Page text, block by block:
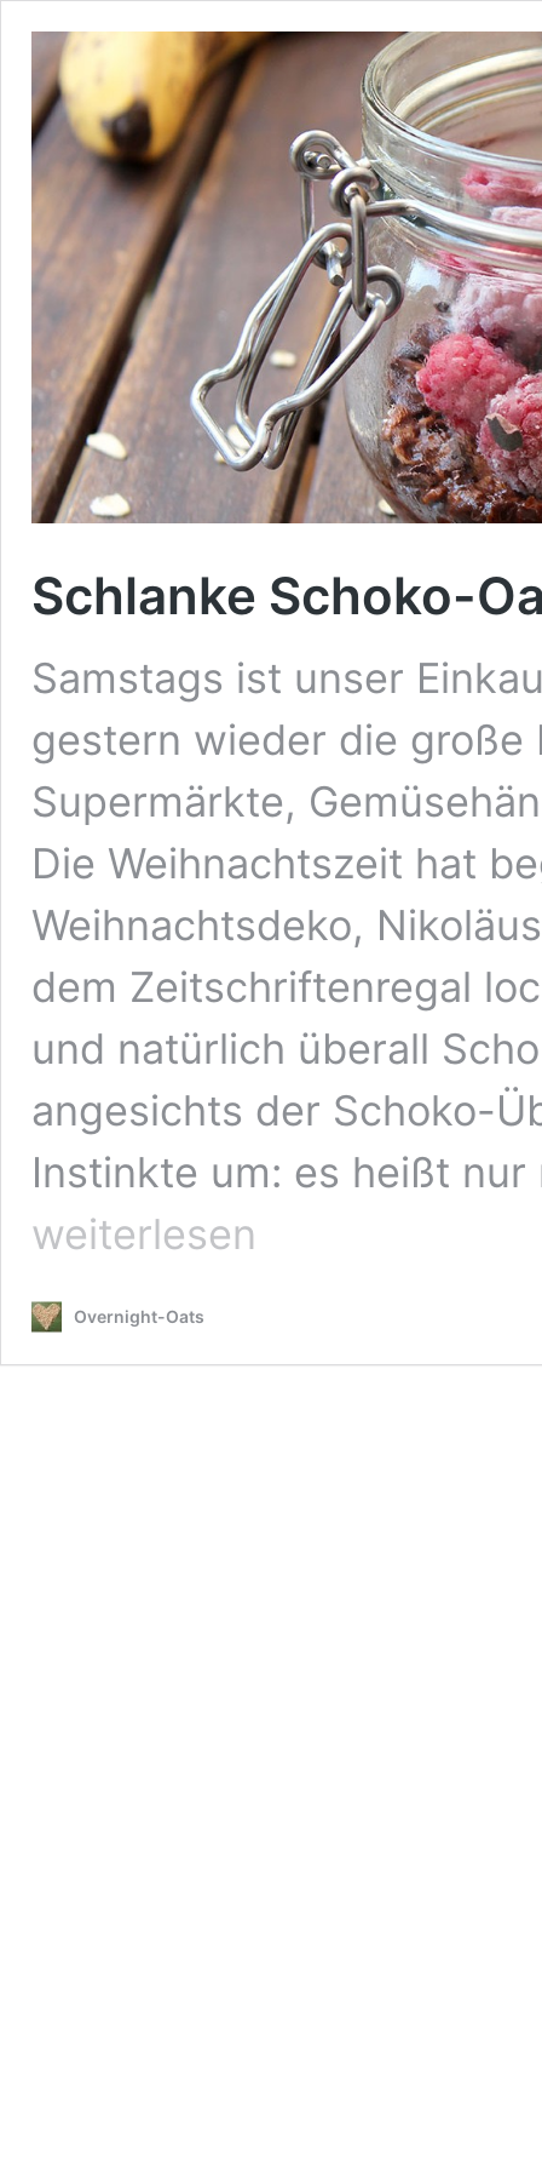
Schlanke Schoko-
Samstags ist unser
gestern wieder die große
Supermärkte,
Die Weihnachtszeit hat
Weihnachtsdeko,
dem Zeitschriftenregal
und natürlich überall
angesichts der Schoko-
Instinkte um: es heißt
weiterlesen
Overnight-Oats